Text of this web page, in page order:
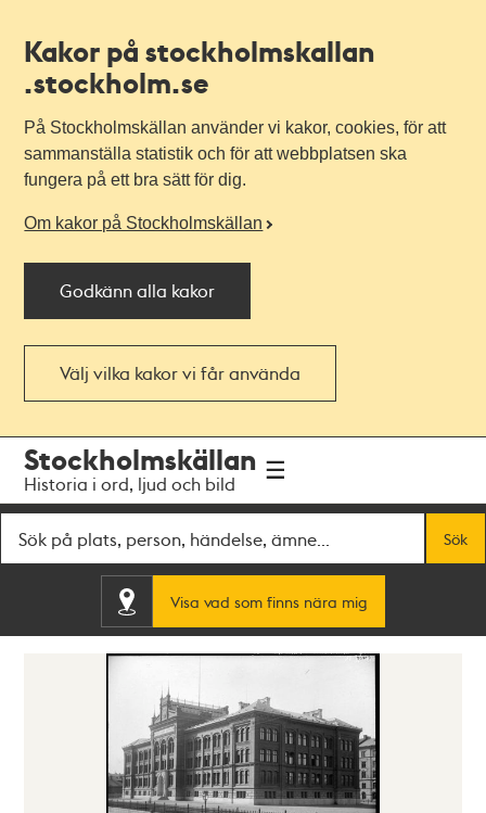
Kakor på stockholmskallan
.stockholm.se
På Stockholmskällan använder vi kakor, cookies, för att
sammanställa statistik och för att webbplatsen ska
fungera på ett bra sätt för dig.
Om kakor på Stockholmskällan
Godkänn alla kakor
Välj vilka kakor vi får använda
navigationen
huvudinnehållet
Stockholmskällan
Historia i ord, ljud och bild
Sök
Visa vad som finns nära mig